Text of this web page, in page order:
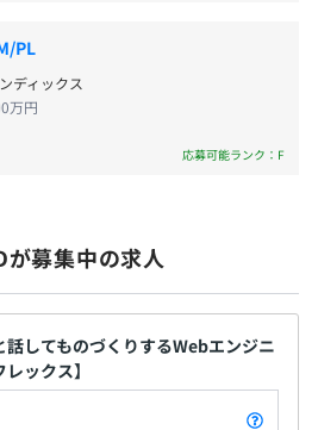
CloudFormation、Ansible、
・厚生年金保険、雇用保険・労災
更はありません）
積極的な支援を受けながら、
フォームの製品の企画立案
スが『Formaid』です。わたし
アイデアやイノベーション
するための環境が整っていま
PL
ディックス
万円
応募可能ランク：F
募集中の求人
話してものづくりするWebエンジニ
ックス】